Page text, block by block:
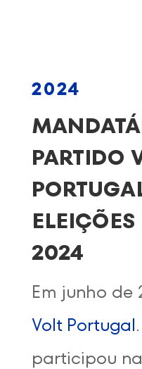
2024
PARTIDO
2024
Em junho de
Volt Portugal
participou